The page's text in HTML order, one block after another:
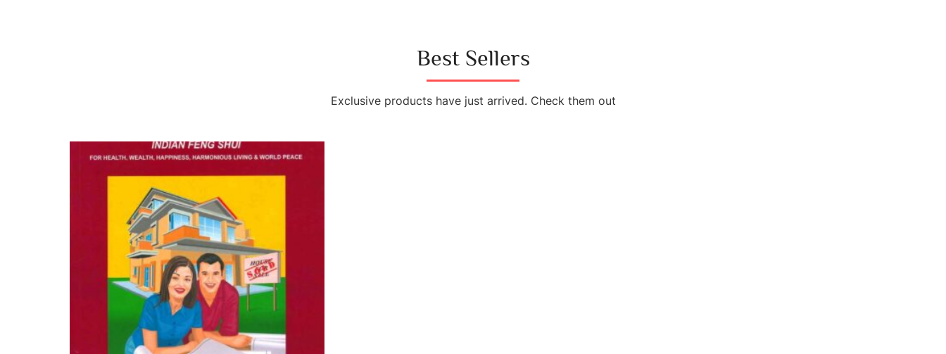
Best Sellers
Exclusive products have just arrived. Check them out